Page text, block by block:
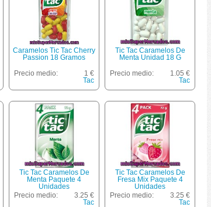
Caramelos Tic Tac Cherry
Passion 18 Gramos
Precio medio:
1 €
Tac
Tic Tac Caramelos De
Menta Unidad 18 G
Precio medio:
1.05 €
Tac
Tic Tac Caramelos De
Menta Paquete 4
Unidades
Precio medio:
3.25 €
Tac
Tic Tac Caramelos De
Fresa Mix Paquete 4
Unidades
Precio medio:
3.25 €
Tac